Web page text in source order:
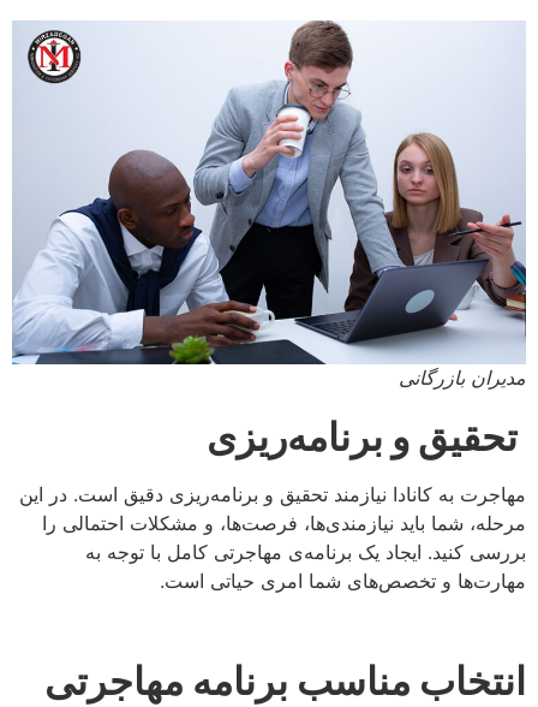
مدیران بازرگانی
تحقیق و برنامه‌ریزی
مهاجرت به کانادا نیازمند تحقیق و برنامه‌ریزی دقیق است. در این
مرحله، شما باید نیازمندی‌ها، فرصت‌ها، و مشکلات احتمالی را
بررسی کنید. ایجاد یک برنامه‌ی مهاجرتی کامل با توجه به
مهارت‌ها و تخصص‌های شما امری حیاتی است.
انتخاب مناسب برنامه مهاجرتی